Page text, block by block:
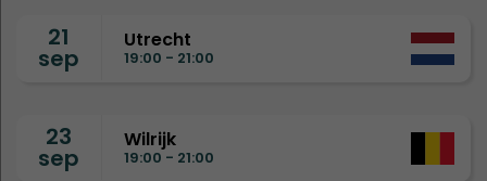
21
sep
Utrecht
19:00 - 21:00
23
sep
Wilrijk
19:00 - 21:00